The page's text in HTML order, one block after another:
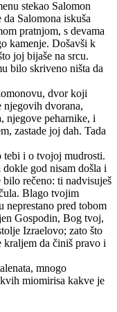
stekao Salomon
Salomona iskuša
pratnjom, s devama
kamenje. Došavši k
joj bijaše na srcu.
bilo skriveno ništa da
dvor koji
njegovih dvorana,
njegove peharnike, i
zastade joj dah. Tada
tebi i o tvojoj mudrosti.
god nisam došla i
rečeno: ti nadvisuješ
Blago tvojim
neprestano pred tobom
Gospodin, Bog tvoj,
Izraelovo; zato što
da činiš pravo i
mnogo
miomirisa kakve je